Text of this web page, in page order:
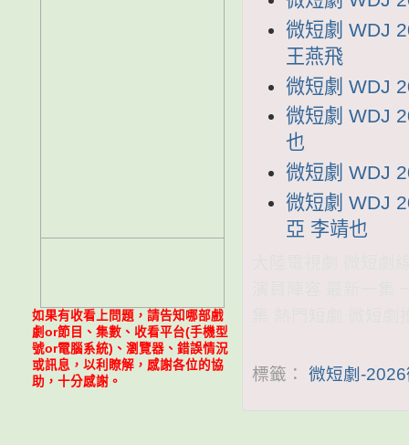
微短劇 WDJ
王燕飛
微短劇 WDJ
微短劇 WDJ
也
微短劇 WDJ
微短劇 WDJ
亞 李靖也
標籤： 微短劇-
如果有收看上問題，請告知哪部戲
劇or節目、集數、收看平台(手機型
號or電腦系統)、瀏覽器、錯誤情況
或訊息，以利瞭解，感謝各位的協
助，十分感謝。